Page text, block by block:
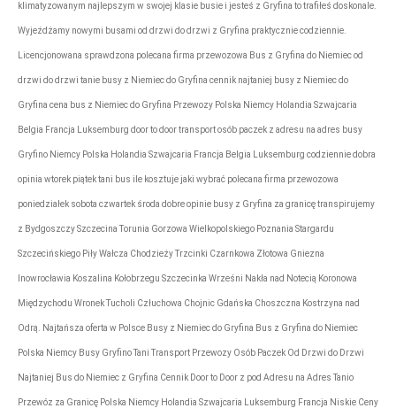
klimatyzowanym najlepszym w swojej klasie busie i jesteś z Gryfina to trafiłeś doskonale.
Wyjeżdżamy nowymi busami od drzwi do drzwi z Gryfina praktycznie codziennie.
Licencjonowana sprawdzona polecana firma przewozowa Bus z Gryfina do Niemiec od
drzwi do drzwi tanie busy z Niemiec do Gryfina cennik najtaniej busy z Niemiec do
Gryfina cena bus z Niemiec do Gryfina Przewozy Polska Niemcy Holandia Szwajcaria
Belgia Francja Luksemburg door to door transport osób paczek z adresu na adres busy
Gryfino Niemcy Polska Holandia Szwajcaria Francja Belgia Luksemburg codziennie dobra
opinia wtorek piątek tani bus ile kosztuje jaki wybrać polecana firma przewozowa
poniedziałek sobota czwartek środa dobre opinie busy z Gryfina za granicę transpirujemy
z Bydgoszczy Szczecina Torunia Gorzowa Wielkopolskiego Poznania Stargardu
Szczecińskiego Piły Wałcza Chodzieży Trzcinki Czarnkowa Złotowa Gniezna
Inowrocławia Koszalina Kołobrzegu Szczecinka Wrześni Nakła nad Notecią Koronowa
Międzychodu Wronek Tucholi Człuchowa Chojnic Gdańska Choszczna Kostrzyna nad
Odrą. Najtańsza oferta w Polsce Busy z Niemiec do Gryfina Bus z Gryfina do Niemiec
Polska Niemcy Busy Gryfino Tani Transport Przewozy Osób Paczek Od Drzwi do Drzwi
Najtaniej Bus do Niemiec z Gryfina Cennik Door to Door z pod Adresu na Adres Tanio
Przewóz za Granicę Polska Niemcy Holandia Szwajcaria Luksemburg Francja Niskie Ceny